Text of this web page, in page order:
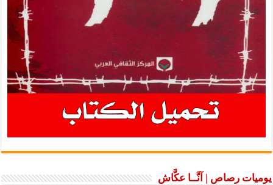
يوميات رصاص | آنَّــا عكَّاش